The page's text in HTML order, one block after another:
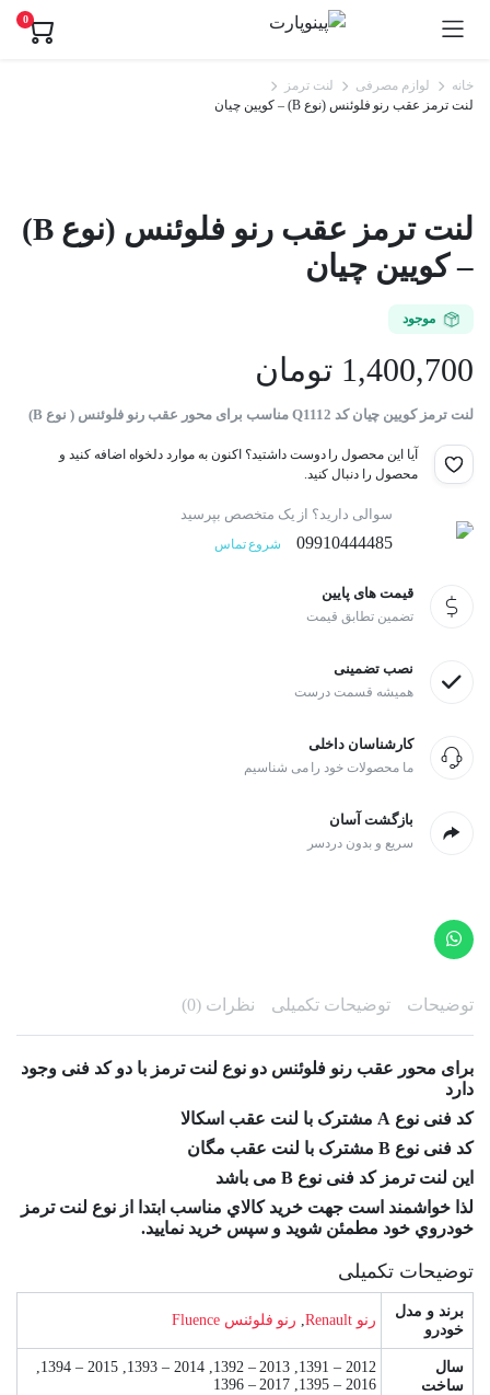
0
خانه لوازم مصرفی
لنت ترمز
لنت ترمز عقب رنو فلوئنس (نوع B) – کویین چیان
لنت ترمز عقب رنو فلوئنس (نوع B)
– کویین چیان
موجود
1,400,700 تومان
لنت ترمز کویین چیان کد Q1112 مناسب برای محور عقب رنو فلوئنس ( نوع B)
آیا این محصول را دوست داشتید؟ اکنون به موارد دلخواه اضافه کنید و
محصول را دنبال کنید.
سوالی دارید؟ از یک متخصص بپرسید
09910444485 شروع تماس
قیمت های پایین
تضمین تطابق قیمت
نصب تضمینی
همیشه قسمت درست
کارشناسان داخلی
ما محصولات خود را می شناسیم
بازگشت آسان
سریع و بدون دردسر
توضیحات توضیحات تکمیلی نظرات (0)
برای محور عقب رنو فلوئنس دو نوع لنت ترمز با دو کد فنی وجود
دارد
کد فنی نوع A مشترک با لنت عقب اسکالا
کد فنی نوع B مشترک با لنت عقب مگان
این لنت ترمز کد فنی نوع B می باشد
لذا خواشمند است جهت خريد کالاي مناسب ابتدا از نوع لنت ترمز
خودروي خود مطمئن شويد و سپس خريد نمایید.
توضیحات تکمیلی
برند و مدل
خودرو
رنو Renault , رنو فلوئنس Fluence
سال
ساخت
2012 – 1391, 2013 – 1392, 2014 – 1393, 2015 – 1394,
2016 – 1395, 2017 – 1396